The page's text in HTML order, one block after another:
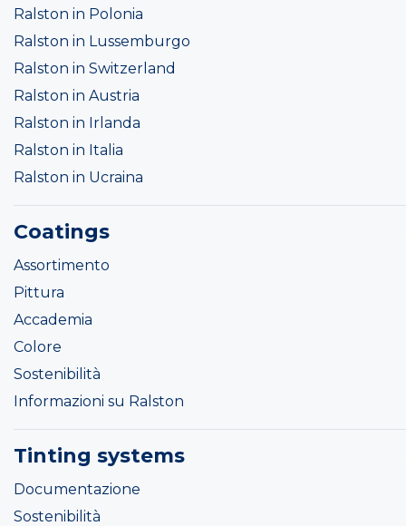
Ralston in Polonia
Ralston in Lussemburgo
Ralston in Switzerland
Ralston in Austria
Ralston in Irlanda
Ralston in Italia
Ralston in Ucraina
Coatings
Assortimento
Pittura
Accademia
Colore
Sostenibilità
Informazioni su Ralston
Tinting systems
Documentazione
Sostenibilità